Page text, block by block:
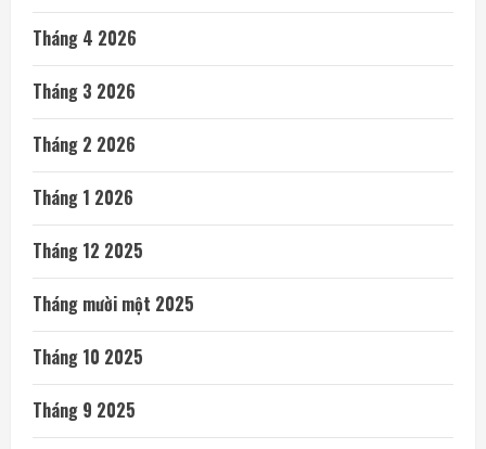
Tháng 4 2026
Tháng 3 2026
Tháng 2 2026
Tháng 1 2026
Tháng 12 2025
Tháng mười một 2025
Tháng 10 2025
Tháng 9 2025